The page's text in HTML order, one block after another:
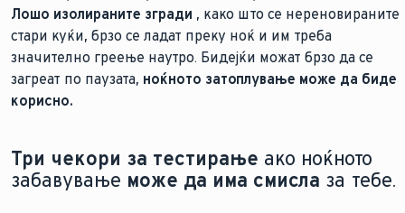
Лошо изолираните згради , како што се нереновираните
стари куќи, брзо се ладат преку ноќ и им треба
значително греење наутро. Бидејќи можат брзо да се
загреат по паузата, ноќното затоплување може да биде
корисно.
Три чекори за тестирање ако ноќното
забавување може да има смисла за тебе.